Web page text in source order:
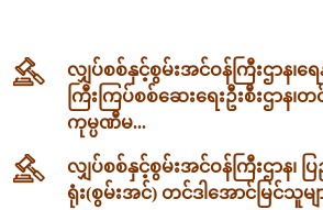
လျှပ်စစ်နှင့်စွမ်းအင်ဝန်ကြီးဌာန၊‌ရ
ကြီးကြပ်စစ်ဆေးရေးဦးစီးဌာန၊
ကုမ္ပဏီမ...
လျှပ်စစ်နှင့်စွမ်းအင်ဝန်ကြီးဌာန၊
ရုံး(စွမ်းအင်) တင်ဒါအောင်မြင်သူမျ